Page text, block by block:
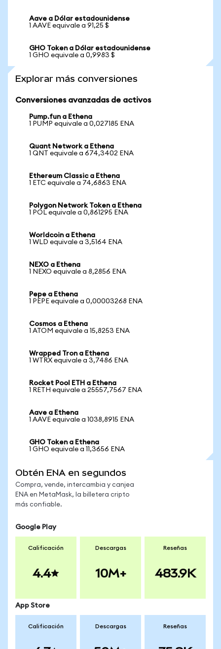
Aave a Dólar estadounidense
1 AAVE equivale a 91,25 $
GHO Token a Dólar estadounidense
1 GHO equivale a 0,9983 $
Explorar más conversiones
Conversiones avanzadas de activos
Pump.fun a Ethena
1 PUMP equivale a 0,027185 ENA
Quant Network a Ethena
1 QNT equivale a 674,3402 ENA
Ethereum Classic a Ethena
1 ETC equivale a 74,6863 ENA
Polygon Network Token a Ethena
1 POL equivale a 0,861295 ENA
Worldcoin a Ethena
1 WLD equivale a 3,5164 ENA
NEXO a Ethena
1 NEXO equivale a 8,2856 ENA
Pepe a Ethena
1 PEPE equivale a 0,00003268 ENA
Cosmos a Ethena
1 ATOM equivale a 15,8253 ENA
Wrapped Tron a Ethena
1 WTRX equivale a 3,7486 ENA
Rocket Pool ETH a Ethena
1 RETH equivale a 25557,7567 ENA
Aave a Ethena
1 AAVE equivale a 1038,8915 ENA
GHO Token a Ethena
1 GHO equivale a 11,3656 ENA
Obtén ENA en segundos
Compra, vende, intercambia y canjea
ENA en MetaMask, la billetera cripto
más confiable.
Google Play
Calificación
4.4
Descargas
10M+
Reseñas
483.9K
App Store
Calificación Descargas Reseñas